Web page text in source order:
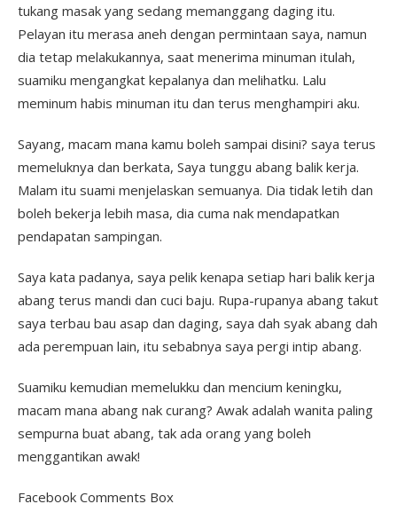
tukang masak yang sedang memanggang daging itu.
Pelayan itu merasa aneh dengan permintaan saya, namun
dia tetap melakukannya, saat menerima minuman itulah,
suamiku mengangkat kepalanya dan melihatku. Lalu
meminum habis minuman itu dan terus menghampiri aku.
Sayang, macam mana kamu boleh sampai disini? saya terus
memeluknya dan berkata, Saya tunggu abang balik kerja.
Malam itu suami menjelaskan semuanya. Dia tidak letih dan
boleh bekerja lebih masa, dia cuma nak mendapatkan
pendapatan sampingan.
Saya kata padanya, saya pelik kenapa setiap hari balik kerja
abang terus mandi dan cuci baju. Rupa-rupanya abang takut
saya terbau bau asap dan daging, saya dah syak abang dah
ada perempuan lain, itu sebabnya saya pergi intip abang.
Suamiku kemudian memelukku dan mencium keningku,
macam mana abang nak curang? Awak adalah wanita paling
sempurna buat abang, tak ada orang yang boleh
menggantikan awak!
Facebook Comments Box